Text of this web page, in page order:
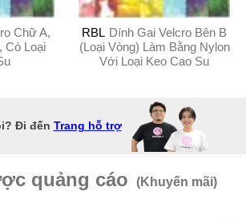
Chữ A,
Có Loại
RBL Dính Gai Velcro Bên B
(Loại Vòng) Làm Bằng Nylon
Với Loại Keo Cao Su
Đi đến Trang hỗ trợ
quảng cáo (Khuyến mãi)